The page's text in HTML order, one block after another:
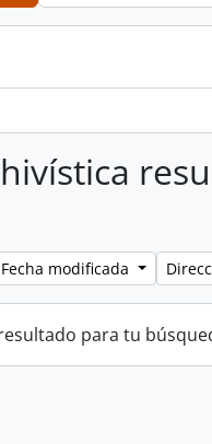
modificada
para tu